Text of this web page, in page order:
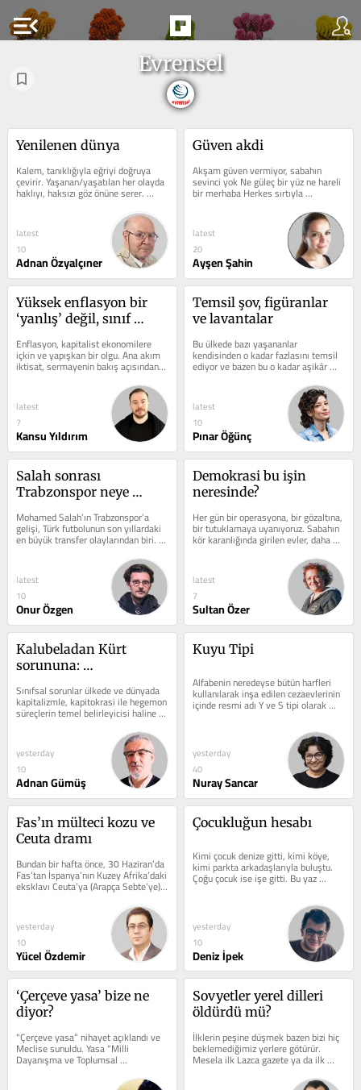
menu_open
Evrensel
Yenilenen dünya
Kalem, tanıklığıyla eğriyi doğruya
çevirir. Yaşanan/yaşatılan her olayda
haklıyı, haksızı göz önüne serer.
Resmini haktan yana...
latest
10
Adnan Özyalçıner
Güven akdi
Akşam güven vermiyor, sabahın
sevinci yok Ne güleç bir yüz ne hareli
bir merhaba Herkes sırtıyla
konuşuyor birbiriyle... Güven
latest
20
Ayşen Şahin
Yüksek enflasyon bir
‘yanlış’ değil, sınıf
Enflasyon, kapitalist ekonomilere
içkin ve yapışkan bir olgu. Ana akım
iktisat, sermayenin bakış açısından
hareket ettiği için enflasyonu...
latest
7
Kansu Yıldırım
Temsil şov, figüranlar
ve lavantalar
Bu ülkede bazı yaşananlar
kendisinden o kadar fazlasını temsil
ediyor ve bazen bu o kadar aşikâr
oluyor ki bu bağlantıyı kurmak abes...
latest
10
Pınar Öğünç
Salah sonrası
Trabzonspor neye
Mohamed Salah’ın Trabzonspor’a
gelişi, Türk futbolunun son yıllardaki
en büyük transfer olaylarından biri.
Avrupa futbolunda çok büyük...
latest
10
Onur Özgen
Demokrasi bu işin
neresinde?
Her gün bir operasyona, bir gözaltına,
bir tutuklamaya uyanıyoruz. Sabahın
kör karanlığında girilen evler, daha ne
olduğu bile belli...
latest
7
Sultan Özer
Kalubeladan Kürt
sorununa:
değişmeden dönüşme
paradoksu
Sınıfsal sorunlar ülkede ve dünyada
kapitalizmle, kapitokrasi ile hegemon
süreçlerin temel belirleyicisi haline
gelmiş, ancak dünya ve...
yesterday
10
Adnan Gümüş
Kuyu Tipi
Alfabenin neredeyse bütün harfleri
kullanılarak inşa edilen cezaevlerinin
içinde resmi adı Y ve S tipi olarak
geçen tecrit binaları...
yesterday
40
Nuray Sancar
Fas’ın mülteci kozu ve
Ceuta dramı
Bundan bir hafta önce, 30 Haziran’da
Fas’tan İspanya’nın Kuzey Afrika’daki
eksklavı Ceuta’ya (Arapça Sebte’ye)
geçiş yapan 72...
yesterday
10
Yücel Özdemir
Çocukluğun hesabı
Kimi çocuk denize gitti, kimi köye,
kimi parkta arkadaşlarıyla buluştu.
Çoğu çocuk ise işe gitti. Bu yaz
onlardan biri olan 14 yaşındaki...
yesterday
10
Deniz İpek
‘Çerçeve yasa’ bize ne
diyor?
“Çerçeve yasa” nihayet açıklandı ve
Meclise sunuldu. Yasa “Milli
Dayanışma ve Toplumsal
Bütünleşmenin Güçlendirilmesine
Sovyetler yerel dilleri
öldürdü mü?
İlklerin peşine düşmek bazen bizi hiç
beklemediğimiz yerlere götürür.
Mesela ilk Lazca gazete ya da ilk
Kürtçe rock grubu nerede kuruldu,...